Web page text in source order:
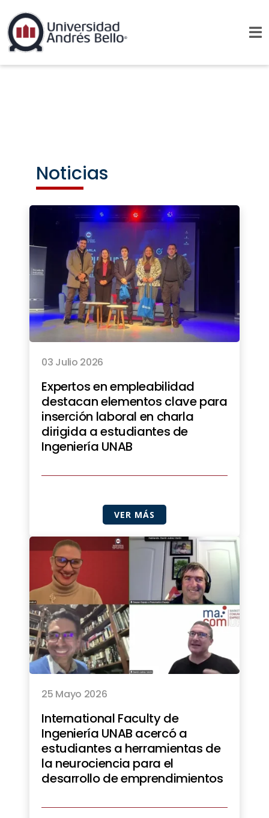
Noticias
03 Julio 2026
Expertos en empleabilidad
destacan elementos clave para
inserción laboral en charla
dirigida a estudiantes de
Ingeniería UNAB
VER MÁS
25 Mayo 2026
International Faculty de
Ingeniería UNAB acercó a
estudiantes a herramientas de
la neurociencia para el
desarrollo de emprendimientos